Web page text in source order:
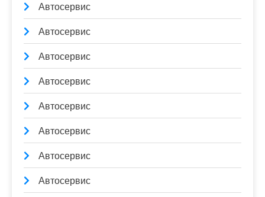
Автосервис
Автосервис
Автосервис
Автосервис
Автосервис
Автосервис
Автосервис
Автосервис